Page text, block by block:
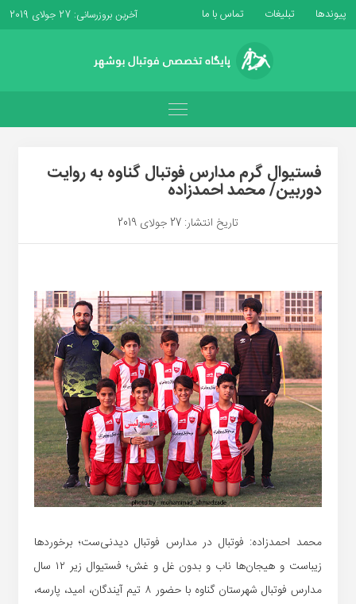
پیوندها تبلیغات تماس با ما آخرین بروزرسانی: 27 جولای 2019
فستیوال گرم مدارس فوتبال گناوه به روایت
دوربین/ محمد احمدزاده
تاریخ انتشار: 27 جولای 2019
محمد احمدزاده: فوتبال در مدارس فوتبال دیدنی‌ست؛ برخوردها
زیباست و هیجان‌ها ناب و بدون غل و غش؛ فستیوال زیر ۱۲ سال
مدارس فوتبال شهرستان گناوه با حضور ۸ تیم آیندگان، امید، پارسه،